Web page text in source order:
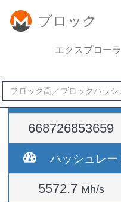
ブロック
エクスプロー
難易度
668726853659
ハッシュレー
5572.7 Mh/s